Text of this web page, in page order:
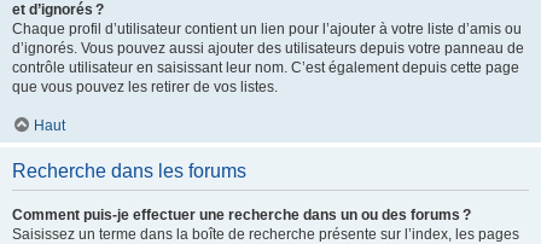
et d’ignorés ?
Chaque profil d’utilisateur contient un lien pour l’ajouter à votre liste d’amis ou
d’ignorés. Vous pouvez aussi ajouter des utilisateurs depuis votre panneau de
contrôle utilisateur en saisissant leur nom. C’est également depuis cette page
que vous pouvez les retirer de vos listes.
Haut
Recherche dans les forums
Comment puis-je effectuer une recherche dans un ou des forums ?
Saisissez un terme dans la boîte de recherche présente sur l’index, les pages